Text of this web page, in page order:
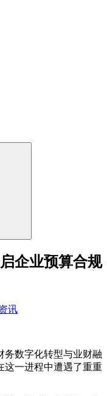
企业预算合规
讯
务数字化转型与业财融
这一进程中遭遇了重重